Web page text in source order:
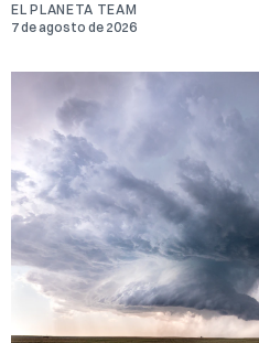
EL PLANETA TEAM
7 de agosto de 2026